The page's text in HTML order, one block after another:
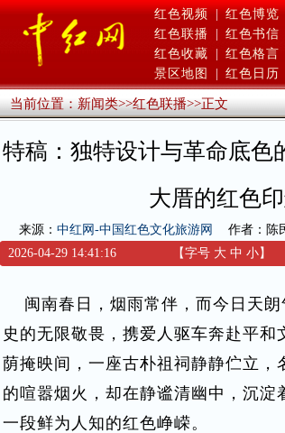
红色视频 | 红色博览
红色联播
红色书信
红色收藏
红色格言
景区地图
红色日历
当前位置：新闻类>>红色联播>>正文
特稿：独特设计与革命底
大厝的红色印
来源： 中红网-中国红色文化旅游网 作者：陈
2026-04-29 14:41:16
【字号 大 中 小】
闽南春日，烟雨常伴，而今日天朗
史的无限敬畏，携爱人驱车奔赴平
荫掩映间，一座古朴祖祠静静伫立
的喧嚣烟火，却在静谧清幽中，沉
一段鲜为人知的红色峥嵘。